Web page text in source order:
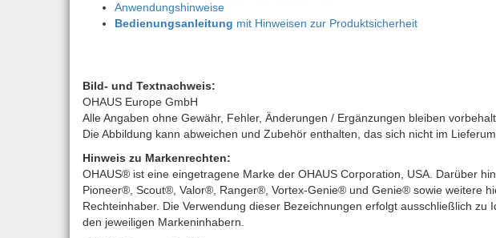
Anwendungshinweise
Bedienungsanleitung mit Hinweisen zur Produktsicherheit
Bild- und Textnachweis:
OHAUS Europe GmbH
Alle Angaben ohne Gewähr, Fehler, Änderungen / Ergänzungen bleiben
Die Abbildung kann abweichen und Zubehör enthalten, das sich nicht im
Hinweis zu Markenrechten:
OHAUS® ist eine eingetragene Marke der OHAUS Corporation, USA. Darüber
Pioneer®, Scout®, Valor®, Ranger®, Vortex-Genie® und Genie® sowie weitere
Rechteinhaber. Die Verwendung dieser Bezeichnungen erfolgt ausschließlich
den jeweiligen Markeninhabern.